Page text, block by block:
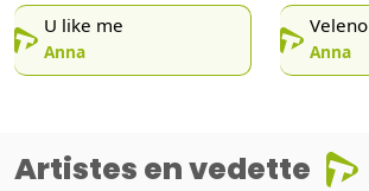
U like me
Anna
Veleno
Anna
Artistes en vedette